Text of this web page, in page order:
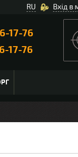
Вхід в
RU
17-76
17-76